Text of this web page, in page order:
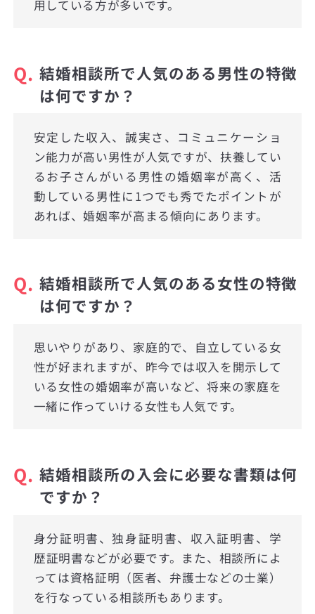
用している方が多いです。
Q. 結婚相談所で人気のある男性の特徴
は何ですか？
安定した収入、誠実さ、コミュニケーショ
ン能力が高い男性が人気ですが、扶養してい
るお子さんがいる男性の婚姻率が高く、活
動している男性に1つでも秀でたポイントが
あれば、婚姻率が高まる傾向にあります。
Q. 結婚相談所で人気のある女性の特徴
は何ですか？
思いやりがあり、家庭的で、自立している女
性が好まれますが、昨今では収入を開示して
いる女性の婚姻率が高いなど、将来の家庭を
一緒に作っていける女性も人気です。
Q. 結婚相談所の入会に必要な書類は何
ですか？
身分証明書、独身証明書、収入証明書、学
歴証明書などが必要です。また、相談所によ
っては資格証明（医者、弁護士などの士業）
を行なっている相談所もあります。